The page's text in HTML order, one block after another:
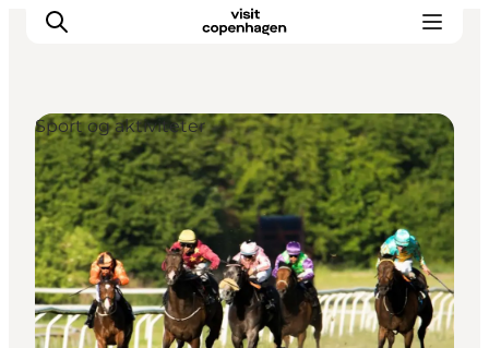
Aktiviteter
Spise og drikke
Planlegg turen din
Sport og aktiviteter